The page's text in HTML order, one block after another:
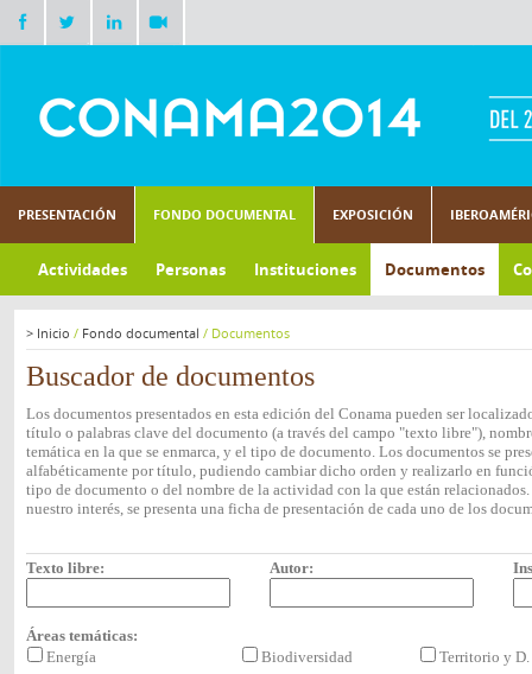
PRESENTACIÓN FONDO DOCUMENTAL EXPOSICIÓN
Actividades Personas Instituciones Documentos
> Inicio / Fondo documental / Documentos
Buscador de documentos
Los documentos presentados en esta edición del Conama pueden ser
título o palabras clave del documento (a través del campo "texto libre"),
temática en la que se enmarca, y el tipo de documento. Los documentos se
alfabéticamente por título, pudiendo cambiar dicho orden y realizarlo en
tipo de documento o del nombre de la actividad con la que están
nuestro interés, se presenta una ficha de presentación de cada uno de los
Texto libre: Autor:
Áreas temáticas:
Energía
Biodiversidad
Territorio y